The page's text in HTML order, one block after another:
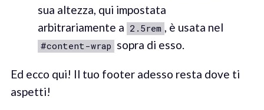
sua altezza, qui impostata
arbitrariamente a 2.5rem , è usata nel
#content-wrap sopra di esso.
Ed ecco qui! Il tuo footer adesso resta dove ti
aspetti!